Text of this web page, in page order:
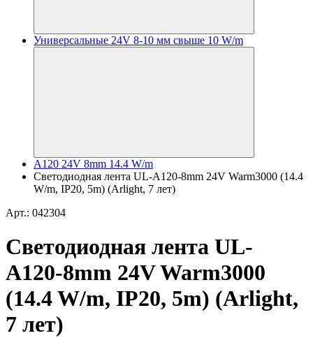
Универсальные 24V 8-10 мм свыше 10 W/m
A120 24V 8mm 14.4 W/m
Светодиодная лента UL-A120-8mm 24V Warm3000 (14.4
W/m, IP20, 5m) (Arlight, 7 лет)
Арт.: 042304
Светодиодная лента UL-
A120-8mm 24V Warm3000
(14.4 W/m, IP20, 5m) (Arlight,
7 лет)